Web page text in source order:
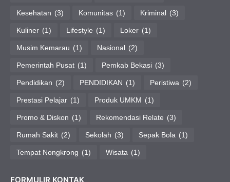
Kesehatan (3) Komunitas (1) Kriminal (3)
Kuliner (1) Lifestyle (1) Loker (1)
Musim Kemarau (1) Nasional (2)
Pemerintah Pusat (1) Pemkab Bekasi (3)
Pendidikan (2) PENDIDIKAN (1) Peristiwa (2)
Prestasi Pelajar (1) Produk UMKM (1)
Promo & Diskon (1) Rekomendasi Relate (3)
Rumah Sakit (2) Sekolah (3) Sepak Bola (1)
Tempat Nongkrong (1) Wisata (1)
FORMULIR KONTAK